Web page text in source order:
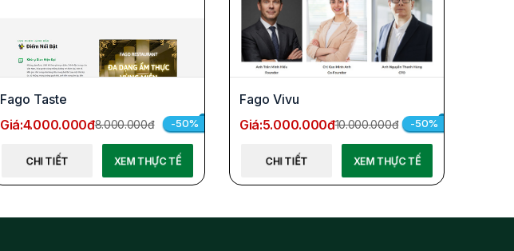
Fago Taste
Giá:4.000.000đ8.000.000đ -50%
CHI TIẾT XEM THỰC TẾ
Fago Vivu
Giá:5.000.000đ10.000.000đ -50%
CHI TIẾT XEM THỰC TẾ